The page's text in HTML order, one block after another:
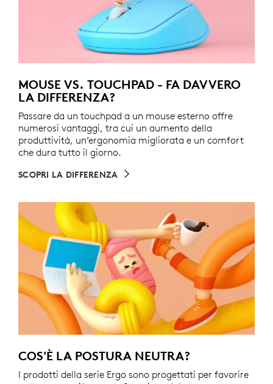
MOUSE VS. TOUCHPAD - FA DAVVERO
LA DIFFERENZA?
Passare da un touchpad a un mouse esterno offre
numerosi vantaggi, tra cui un aumento della
produttività, un’ergonomia migliorata e un comfort
che dura tutto il giorno.
SCOPRI LA DIFFERENZA
COS'È LA POSTURA NEUTRA?
I prodotti della serie Ergo sono progettati per favorire